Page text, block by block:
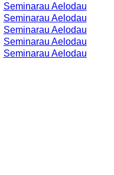
Seminarau Aelodau
Seminarau Aelodau
Seminarau Aelodau
Seminarau Aelodau
Seminarau Aelodau